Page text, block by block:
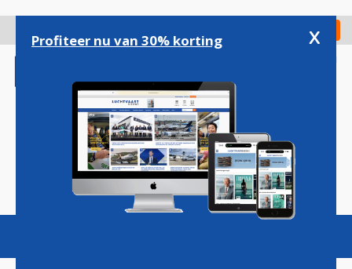
gaan
Check in
Magazine Podcasts Vacatures
Profiteer nu van 30% korting x